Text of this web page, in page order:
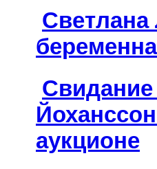
беременна
Свидание
аукционе